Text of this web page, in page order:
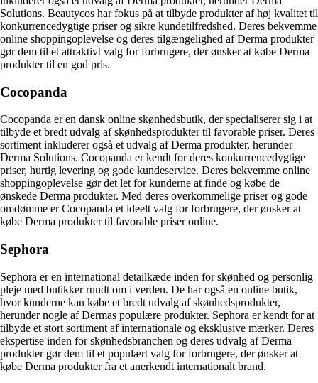
Solutions. Beautycos har fokus på at tilbyde produkter af høj kvalitet til
konkurrencedygtige priser og sikre kundetilfredshed. Deres bekvemme
online shoppingoplevelse og deres tilgængelighed af Derma produkter
gør dem til et attraktivt valg for forbrugere, der ønsker at købe Derma
produkter til en god pris.
Cocopanda
Cocopanda er en dansk online skønhedsbutik, der specialiserer sig i at
tilbyde et bredt udvalg af skønhedsprodukter til favorable priser. Deres
sortiment inkluderer også et udvalg af Derma produkter, herunder
Derma Solutions. Cocopanda er kendt for deres konkurrencedygtige
priser, hurtig levering og gode kundeservice. Deres bekvemme online
shoppingoplevelse gør det let for kunderne at finde og købe de
ønskede Derma produkter. Med deres overkommelige priser og gode
omdømme er Cocopanda et ideelt valg for forbrugere, der ønsker at
købe Derma produkter til favorable priser online.
Sephora
Sephora er en international detailkæde inden for skønhed og personlig
pleje med butikker rundt om i verden. De har også en online butik,
hvor kunderne kan købe et bredt udvalg af skønhedsprodukter,
herunder nogle af Dermas populære produkter. Sephora er kendt for at
tilbyde et stort sortiment af internationale og eksklusive mærker. Deres
ekspertise inden for skønhedsbranchen og deres udvalg af Derma
produkter gør dem til et populært valg for forbrugere, der ønsker at
købe Derma produkter fra et anerkendt internationalt brand.